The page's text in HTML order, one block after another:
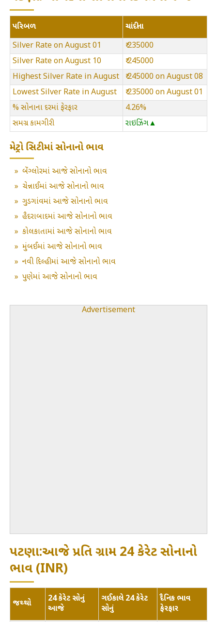
પરિબળ
ચાંદીના
Silver Rate on August 01
₹ 235000
Silver Rate on August 10
₹ 245000
Highest Silver Rate in August
₹ 245000 on August 08
Lowest Silver Rate in August
₹ 235000 on August 01
% સોનાના દરમાં ફેરફાર
4.26%
સમગ્ર કામગીરી
રાઇઝિંગ▲
મેટ્રો સિટીમાં સોનાનો ભાવ
» બેંગ્લોરમાં આજે સોનાનો ભાવ
» ચેન્નાઈમાં આજે સોનાનો ભાવ
» ગુડગાંવમાં આજે સોનાનો ભાવ
» હૈદરાબાદમાં આજે સોનાનો ભાવ
» કોલકાતામાં આજે સોનાનો ભાવ
» મુંબઈમાં આજે સોનાનો ભાવ
» નવી દિલ્હીમાં આજે સોનાનો ભાવ
» પુણેમાં આજે સોનાનો ભાવ
Advertisement
પટણા:આજે પ્રતિ ગ્રામ 24 કેરેટ સોનાનો
ભાવ (INR)
જથ્થો
24 કેરેટ સોનું
આજે
ગઈકાલે 24 કેરેટ
સોનું
દૈનિક ભાવ
ફેરફાર